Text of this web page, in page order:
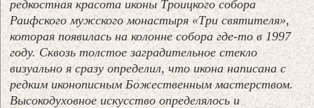
редкостная красота иконы Троицкого собора
Раифского мужского монастыря «Три святителя»,
которая появилась на колонне собора где-то в 1997
году. Сквозь толстое заградительное стекло
визуально я сразу определил, что икона написана с
редким иконописным Божественным мастерством.
Высокодуховное искусство определялось и